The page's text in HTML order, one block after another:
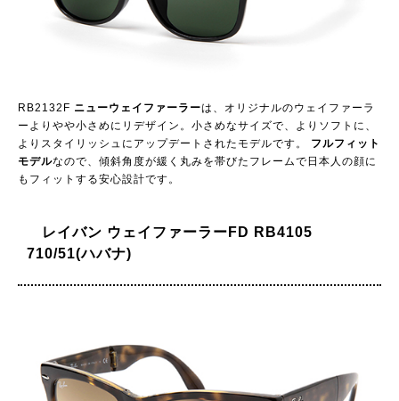
RB2132F ニューウェイファーラーは、オリジナルのウェイファーラ
ーよりやや小さめにリデザイン。小さめなサイズで、よりソフトに、
よりスタイリッシュにアップデートされたモデルです。 フルフィット
モデルなので、傾斜角度が緩く丸みを帯びたフレームで日本人の顔に
もフィットする安心設計です。
レイバン ウェイファーラーFD RB4105
710/51(ハバナ)